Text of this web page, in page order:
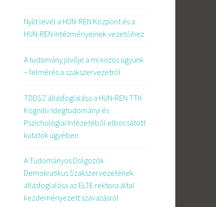
Nyílt levél a HUN-REN Központ és a
HUN-REN intézményeinek vezetőihez
A tudomány jövője a mi közös ügyünk
– felmérés a szakszervezetről
TDDSZ állásfoglalása a HUN-REN TTK
Kognitív Idegtudományi és
Pszichológiai Intézetéből elbocsátott
kutatók ügyében
A Tudományos Dolgozók
Demokratikus Szakszervezetének
állásfoglalása az ELTE rektora által
kezdeményezett szavazásról